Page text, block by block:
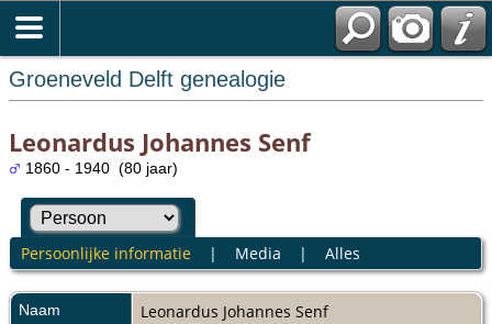
Groeneveld Delft genealogie
Leonardus Johannes Senf
1860 - 1940 (80 jaar)
Persoonlijke informatie| Media | Alles
Naam Leonardus Johannes Senf